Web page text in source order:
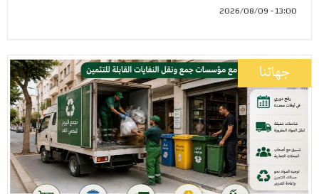
13:00 - 2026/08/09
جهاتنا